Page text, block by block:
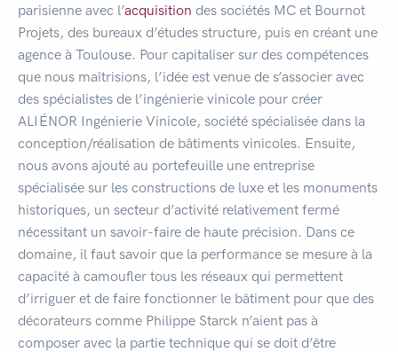
parisienne avec l’acquisition des sociétés MC et Bournot
Projets, des bureaux d’études structure, puis en créant une
agence à Toulouse. Pour capitaliser sur des compétences
que nous maîtrisions, l’idée est venue de s’associer avec
des spécialistes de l’ingénierie vinicole pour créer
ALIÉNOR Ingénierie Vinicole, société spécialisée dans la
conception/réalisation de bâtiments vinicoles. Ensuite,
nous avons ajouté au portefeuille une entreprise
spécialisée sur les constructions de luxe et les monuments
historiques, un secteur d’activité relativement fermé
nécessitant un savoir-faire de haute précision. Dans ce
domaine, il faut savoir que la performance se mesure à la
capacité à camoufler tous les réseaux qui permettent
d’irriguer et de faire fonctionner le bâtiment pour que des
décorateurs comme Philippe Starck n’aient pas à
composer avec la partie technique qui se doit d’être